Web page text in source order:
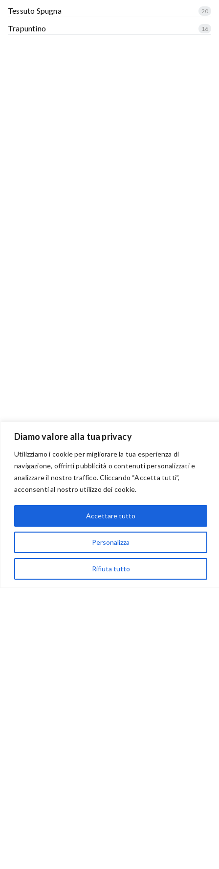
Diamo valore alla tua privacy
Utilizziamo i cookie per migliorare la tua esperienza di
navigazione, offrirti pubblicità o contenuti personalizzati e
analizzare il nostro traffico. Cliccando “Accetta tutti”,
acconsenti al nostro utilizzo dei cookie.
Personalizza
Rifiuta tutto
Accettare tutto
Tessuto Spugna 20
Trapuntino 16
BENVENUTI NEL PORTALE RIVENDITORI
via Acqua delle Noci 12
83024 Monteforte Irpino (AV)
(+39) 081-7777233